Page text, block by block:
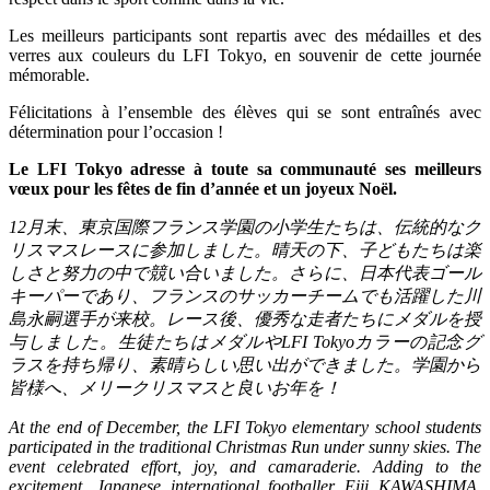
Les meilleurs participants sont repartis avec des médailles et des
verres aux couleurs du LFI Tokyo, en souvenir de cette journée
mémorable.
Félicitations à l’ensemble des élèves qui se sont entraînés avec
détermination pour l’occasion !
Le LFI Tokyo adresse à toute sa communauté ses meilleurs
vœux pour les fêtes de fin d’année et un joyeux Noël.
12月末、東京国際フランス学園の小学生たちは、伝統的なク
リスマスレースに参加しました。晴天の下、子どもたちは楽
しさと努力の中で競い合いました。さらに、日本代表ゴール
キーパーであり、フランスのサッカーチームでも活躍した川
島永嗣選手が来校。レース後、優秀な走者たちにメダルを授
与しました。生徒たちはメダルやLFI Tokyoカラーの記念グ
ラスを持ち帰り、素晴らしい思い出ができました。学園から
皆様へ、メリークリスマスと良いお年を！
At the end of December, the LFI Tokyo elementary school students
participated in the traditional Christmas Run under sunny skies. The
event celebrated effort, joy, and camaraderie. Adding to the
excitement, Japanese international footballer Eiji KAWASHIMA,